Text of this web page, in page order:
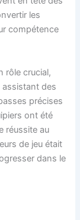
les
compétence
rôle crucial,
assistant des
précises
ont été
réussite au
de jeu était
dans le